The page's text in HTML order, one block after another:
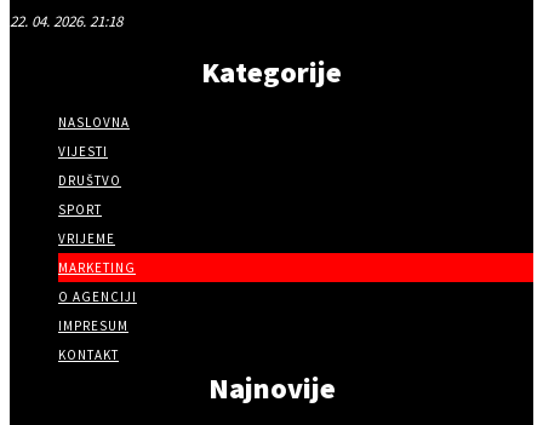
22. 04. 2026. 21:18
Kategorije
NASLOVNA
VIJESTI
DRUŠTVO
SPORT
VRIJEME
MARKETING
O AGENCIJI
IMPRESUM
KONTAKT
Najnovije